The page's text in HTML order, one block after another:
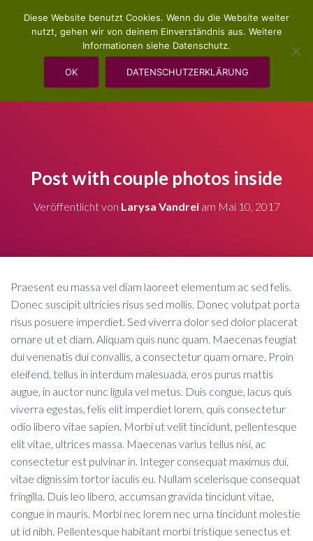
Post with couple photos inside
Veröffentlicht von Larysa Vandreiam Mai 10, 2017
Praesent eu massa vel diam laoreet elementum ac sed felis.
Donec suscipit ultricies risus sed mollis. Donec volutpat porta
risus posuere imperdiet. Sed viverra dolor sed dolor placerat
ornare ut et diam. Aliquam quis nunc quam. Maecenas feugiat
dui venenatis dui convallis, a consectetur quam ornare. Proin
eleifend, tellus in interdum malesuada, eros purus mattis
augue, in auctor nunc ligula vel metus. Duis congue, lacus quis
viverra egestas, felis elit imperdiet lorem, quis consectetur
odio libero vitae sapien. Morbi ut velit tincidunt, pellentesque
elit vitae, ultrices massa. Maecenas varius tellus nisi, ac
consectetur est pulvinar in. Integer consequat maximus dui,
vitae dignissim tortor iaculis eu. Nullam scelerisque consequat
fringilla. Duis leo libero, accumsan gravida tincidunt vitae,
congue in mauris. Morbi nec lorem nec urna tincidunt molestie
ut id nibh. Pellentesque habitant morbi tristique senectus et
Diese Website benutzt Cookies. Wenn du die Website weiter
nutzt, gehen wir von deinem Einverständnis aus. Weitere
Informationen siehe Datenschutz.
OK DATENSCHUTZERKLÄRUNG